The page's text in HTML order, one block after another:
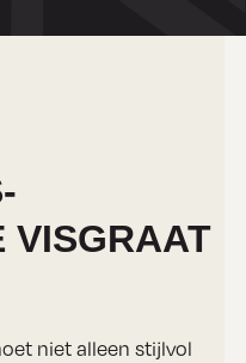
VISGRAAT
niet alleen stijlvol